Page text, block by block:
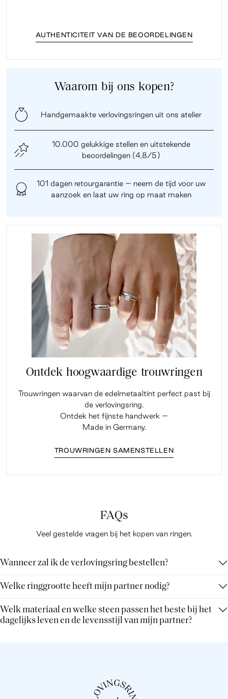
AUTHENTICITEIT VAN DE BEOORDELINGEN
Waarom bij ons kopen?
Handgemaakte verlovingsringen uit ons atelier
10.000 gelukkige stellen en uitstekende
beoordelingen (4,8/5)
101 dagen retourgarantie – neem de tijd voor uw
aanzoek en laat uw ring op maat maken
Ontdek hoogwaardige trouwringen
Trouwringen waarvan de edelmetaaltint perfect past bij
de verlovingsring.
Ontdek het fijnste handwerk –
Made in Germany.
TROUWRINGEN SAMENSTELLEN
FAQs
Veel gestelde vragen bij het kopen van ringen.
Wanneer zal ik de verlovingsring bestellen?
Welke ringgrootte heeft mijn partner nodig?
Welk materiaal en welke steen passen het beste bij het
dagelijks leven en de levensstijl van mijn partner?